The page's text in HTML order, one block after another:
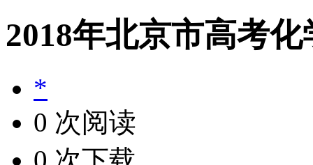
2018年北京市高考
*
0 次阅读